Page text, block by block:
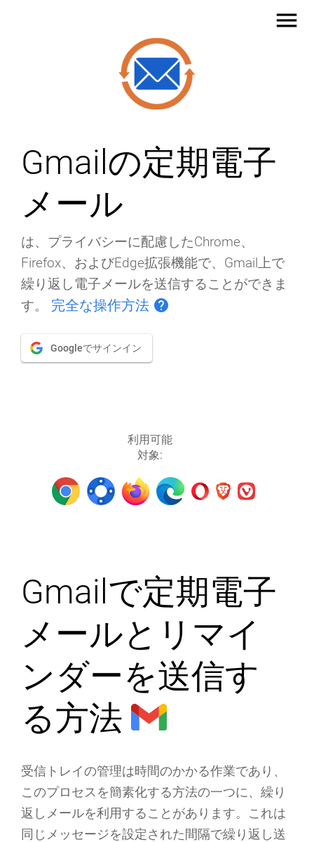
menu
Gmailの定期電子
メール
は、プライバシーに配慮したChrome、
Firefox、およびEdge拡張機能で、Gmail上で
繰り返し電子メールを送信することができま
す。 完全な操作方法 help
Googleでサインイン
利用可能
対象:
Gmailで定期電子
メールとリマイ
ンダーを送信す
る方法
受信トレイの管理は時間のかかる作業であり、
このプロセスを簡素化する方法の一つに、 繰り
返しメールを利用することがあります。これは
同じメッセージを設定された間隔で繰り返し送